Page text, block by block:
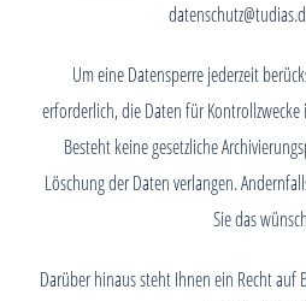
Um eine Datensperre jederzeit
erforderlich, die Daten für
Besteht keine gesetzliche
Löschung der Daten verlangen.
Sie das
Darüber hinaus steht Ihnen ein Recht auf